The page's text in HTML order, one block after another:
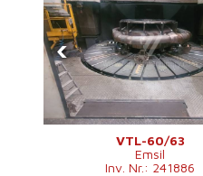
‹
VTL-60/63
Emsil
Inv. Nr.: 241886